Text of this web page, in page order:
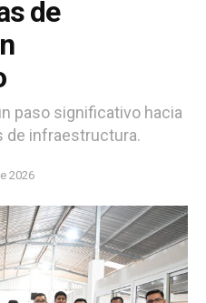
de
paso significativo hacia
de infraestructura.
2026